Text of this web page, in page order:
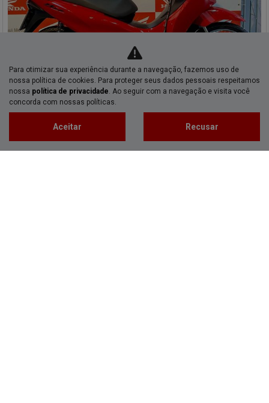
Co
mp
arti
R$ 14.790,00
Para otimizar sua experiência durante a navegação, fazemos uso de
nossa política de cookies. Para proteger seus dados pessoais respeitamos
nossa política de privacidade. Ao seguir com a navegação e visita você
concorda com nossas políticas.
Aceitar Recusar